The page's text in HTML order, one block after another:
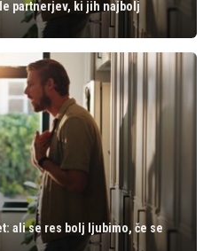
partnerjev, ki jih najbolj
ali se res bolj ljubimo, če se